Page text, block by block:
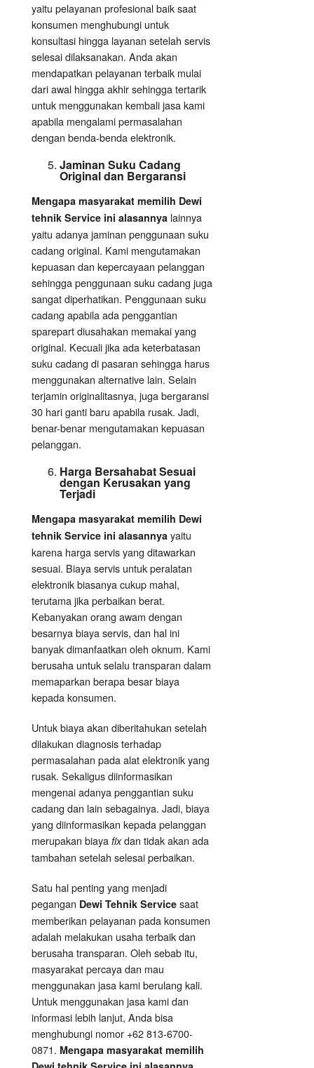
yaitu pelayanan profesional baik saat
konsumen menghubungi untuk
konsultasi hingga layanan setelah servis
selesai dilaksanakan. Anda akan
mendapatkan pelayanan terbaik mulai
dari awal hingga akhir sehingga tertarik
untuk menggunakan kembali jasa kami
apabila mengalami permasalahan
dengan benda-benda elektronik.
Jaminan Suku Cadang
Original dan Bergaransi
Mengapa masyarakat memilih Dewi
tehnik Service ini alasannya lainnya
yaitu adanya jaminan penggunaan suku
cadang original. Kami mengutamakan
kepuasan dan kepercayaan pelanggan
sehingga penggunaan suku cadang juga
sangat diperhatikan. Penggunaan suku
cadang apabila ada penggantian
sparepart diusahakan memakai yang
original. Kecuali jika ada keterbatasan
suku cadang di pasaran sehingga harus
menggunakan alternative lain. Selain
terjamin originalitasnya, juga bergaransi
30 hari ganti baru apabila rusak. Jadi,
benar-benar mengutamakan kepuasan
pelanggan.
Harga Bersahabat Sesuai
dengan Kerusakan yang
Terjadi
Mengapa masyarakat memilih Dewi
tehnik Service ini alasannya yaitu
karena harga servis yang ditawarkan
sesuai. Biaya servis untuk peralatan
elektronik biasanya cukup mahal,
terutama jika perbaikan berat.
Kebanyakan orang awam dengan
besarnya biaya servis, dan hal ini
banyak dimanfaatkan oleh oknum. Kami
berusaha untuk selalu transparan dalam
memaparkan berapa besar biaya
kepada konsumen.
Untuk biaya akan diberitahukan setelah
dilakukan diagnosis terhadap
permasalahan pada alat elektronik yang
rusak. Sekaligus diinformasikan
mengenai adanya penggantian suku
cadang dan lain sebagainya. Jadi, biaya
yang diinformasikan kepada pelanggan
merupakan biaya fixdan tidak akan ada
tambahan setelah selesai perbaikan.
Satu hal penting yang menjadi
pegangan Dewi Tehnik Service saat
memberikan pelayanan pada konsumen
adalah melakukan usaha terbaik dan
berusaha transparan. Oleh sebab itu,
masyarakat percaya dan mau
menggunakan jasa kami berulang kali.
Untuk menggunakan jasa kami dan
informasi lebih lanjut, Anda bisa
menghubungi nomor +62 813-6700-
0871. Mengapa masyarakat memilih